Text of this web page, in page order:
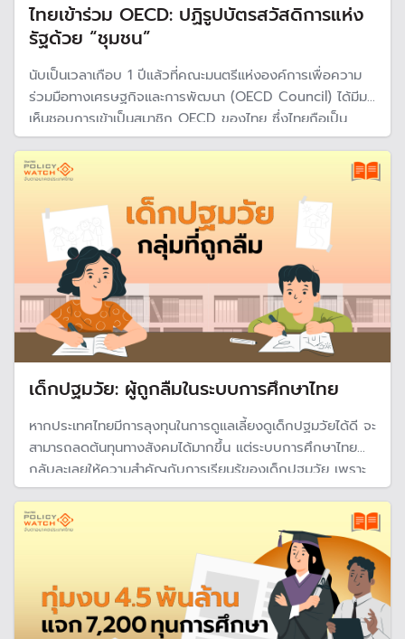
ไทยเข้าร่วม OECD: ปฏิรูปบัตรสวัสดิการแห่ง
รัฐด้วย “ชุมชน”
นับเป็นเวลาเกือบ 1 ปีแล้วที่คณะมนตรีแห่งองค์การเพื่อความ
ร่วมมือทางเศรษฐกิจและการพัฒนา (OECD Council) ได้มีมติ
เห็นชอบการเข้าเป็นสมาชิก OECD ของไทย ซึ่งไทยถือเป็น
ประเทศที่ 2 ในอาเซียนต่อจากอินโดนีเซียที่เข้าสู่กระบวนการดัง
กล่าว
เด็กปฐมวัย: ผู้ถูกลืมในระบบการศึกษาไทย
หากประเทศไทยมีการลุงทุนในการดูแลเลี้ยงดูเด็กปฐมวัยได้ดี จะ
สามารถลดต้นทุนทางสังคมได้มากขึ้น แต่ระบบการศึกษาไทย
กลับละเลยให้ความสำคัญกับการเรียนรู้ของเด็กปฐมวัย เพราะ
กฎหมายมีช่องโหว่ นำไปสู่ความเหลื่อมล้ำของเด็กไม่อาจเข้าถึง
การศึกษาในชั้นระดับปฐมวัย